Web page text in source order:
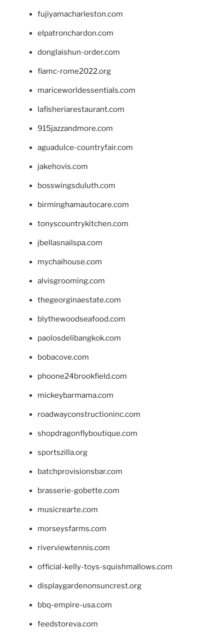
fujiyamacharleston.com
elpatronchardon.com
donglaishun-order.com
fiamc-rome2022.org
mariceworldessentials.com
lafisheriarestaurant.com
915jazzandmore.com
aguadulce-countryfair.com
jakehovis.com
bosswingsduluth.com
birminghamautocare.com
tonyscountrykitchen.com
jbellasnailspa.com
mychaihouse.com
alvisgrooming.com
thegeorginaestate.com
blythewoodseafood.com
paolosdelibangkok.com
bobacove.com
phoone24brookfield.com
mickeybarmama.com
roadwayconstructioninc.com
shopdragonflyboutique.com
sportszilla.org
batchprovisionsbar.com
brasserie-gobette.com
musicrearte.com
morseysfarms.com
riverviewtennis.com
official-kelly-toys-squishmallows.com
displaygardenonsuncrest.org
bbq-empire-usa.com
feedstoreva.com